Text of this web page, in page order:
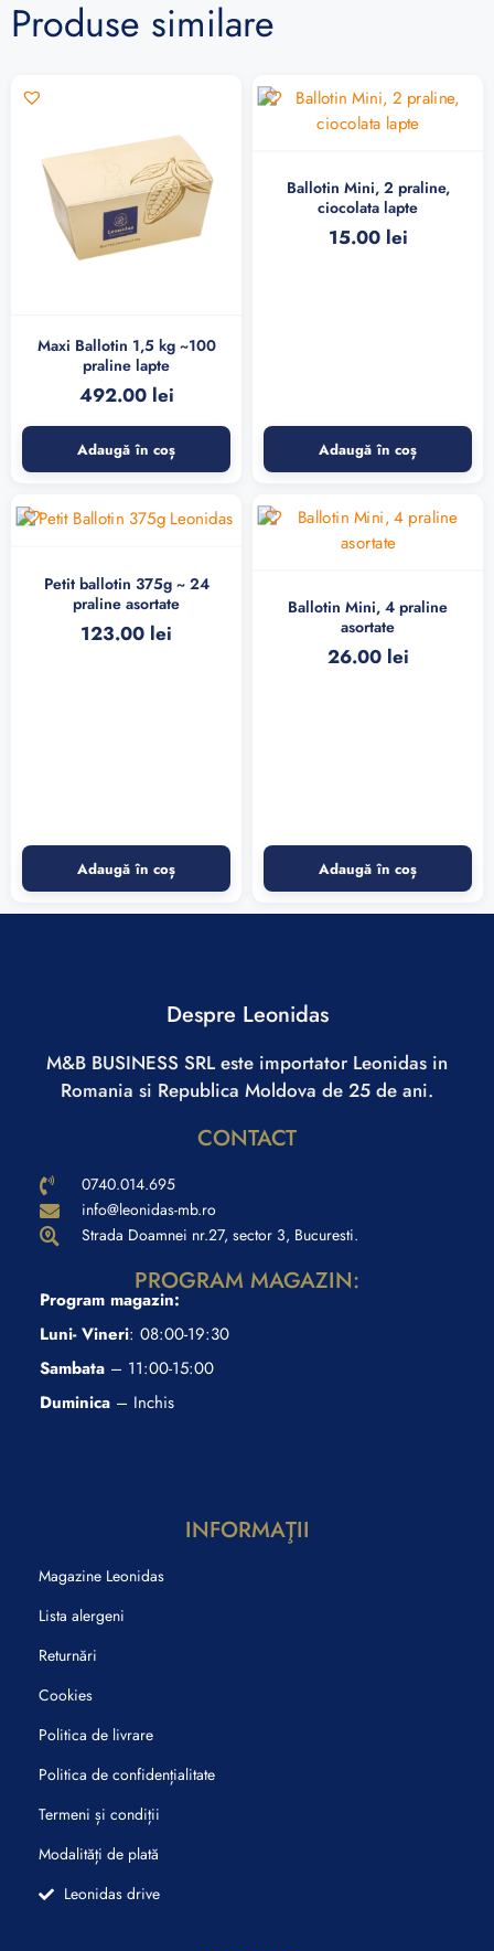
Produse similare
Maxi Ballotin 1,5 kg ~100
praline lapte
492.00 lei
Adaugă în coș
Ballotin Mini, 2 praline,
ciocolata lapte
15.00 lei
Adaugă în coș
Petit ballotin 375g ~ 24
praline asortate
123.00 lei
Adaugă în coș
Ballotin Mini, 4 praline
asortate
26.00 lei
Adaugă în coș
Despre Leonidas
M&B BUSINESS SRL este importator Leonidas in
Romania si Republica Moldova de 25 de ani.
CONTACT
0740.014.695
info@leonidas-mb.ro
Strada Doamnei nr.27, sector 3, Bucuresti.
PROGRAM MAGAZIN:
Program magazin:
Luni- Vineri: 08:00-19:30
Sambata – 11:00-15:00
Duminica – Inchis
INFORMAŢII
Magazine Leonidas
Lista alergeni
Returnări
Cookies
Politica de livrare
Politica de confidențialitate
Termeni și condiții
Modalități de plată
Leonidas drive